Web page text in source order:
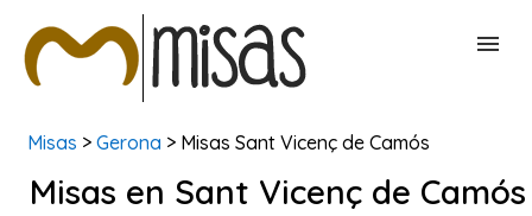
BUSCAR MISAS
Misas > Gerona > Misas Sant Vicenç de Camós
Misas en Sant Vicenç de Camós